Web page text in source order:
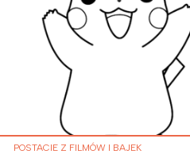
POSTACIE Z FILMÓW I BAJEK